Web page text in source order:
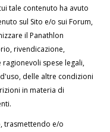
tale contenuto ha avuto
sul Sito e/o sui Forum,
il Panathlon
rivendicazione,
spese legali,
delle altre condizioni
in materia di
trasmettendo e/o